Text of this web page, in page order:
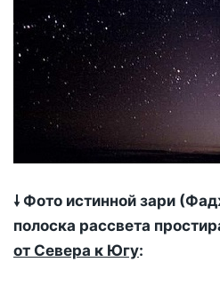
🠗 Фото истинной зари
полоска рассвета
от Севера к Югу: